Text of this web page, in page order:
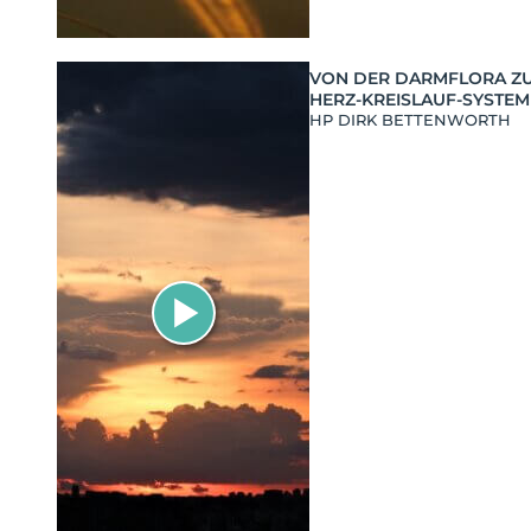
VON DER DARMFLORA
HERZ-KREISLAUF-SYSTEM
HP DIRK BETTENWORTH